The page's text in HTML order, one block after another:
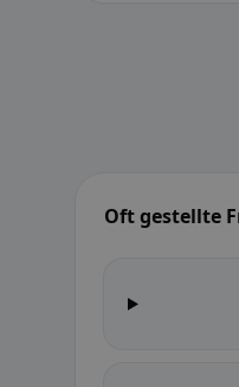
Oft gestellte